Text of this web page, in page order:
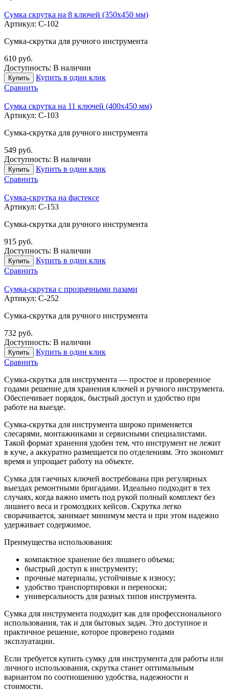
Сумка скрутка на 8 ключей (350x450 мм)
Артикул: С-102
Сумка-скрутка для ручного инструмента
610 руб.
Доступность: В наличии
Купить
Купить в один клик
Сравнить
Сумка скрутка на 11 ключей (400x450 мм)
Артикул: С-103
Сумка-скрутка для ручного инструмента
549 руб.
Доступность: В наличии
Купить
Купить в один клик
Сравнить
Сумка-скрутка на фастексе
Артикул: С-153
Сумка-скрутка для ручного инструмента
915 руб.
Доступность: В наличии
Купить
Купить в один клик
Сравнить
Сумка-скрутка с прозрачными пазами
Артикул: С-252
Сумка-скрутка для ручного инструмента
732 руб.
Доступность: В наличии
Купить
Купить в один клик
Сравнить
Сумка-скрутка для инструмента — простое и проверенное
годами решение для хранения ключей и ручного инструмента.
Обеспечивает порядок, быстрый доступ и удобство при
работе на выезде.
Сумка-скрутка для инструмента широко применяется
слесарями, монтажниками и сервисными специалистами.
Такой формат хранения удобен тем, что инструмент не лежит
в куче, а аккуратно размещается по отделениям. Это экономит
время и упрощает работу на объекте.
Сумка для гаечных ключей востребована при регулярных
выездах ремонтными бригадами. Идеально подходит в тех
случаях, когда важно иметь под рукой полный комплект без
лишнего веса и громоздких кейсов. Скрутка легко
сворачивается, занимает минимум места и при этом надежно
удерживает содержимое.
Преимущества использования:
компактное хранение без лишнего объема;
быстрый доступ к инструменту;
прочные материалы, устойчивые к износу;
удобство транспортировки и переноски;
универсальность для разных типов инструмента.
Сумка для инструмента подходит как для профессионального
использования, так и для бытовых задач. Это доступное и
практичное решение, которое проверено годами
эксплуатации.
Если требуется купить сумку для инструмента для работы или
личного использования, скрутка станет оптимальным
вариантом по соотношению удобства, надежности и
стоимости.